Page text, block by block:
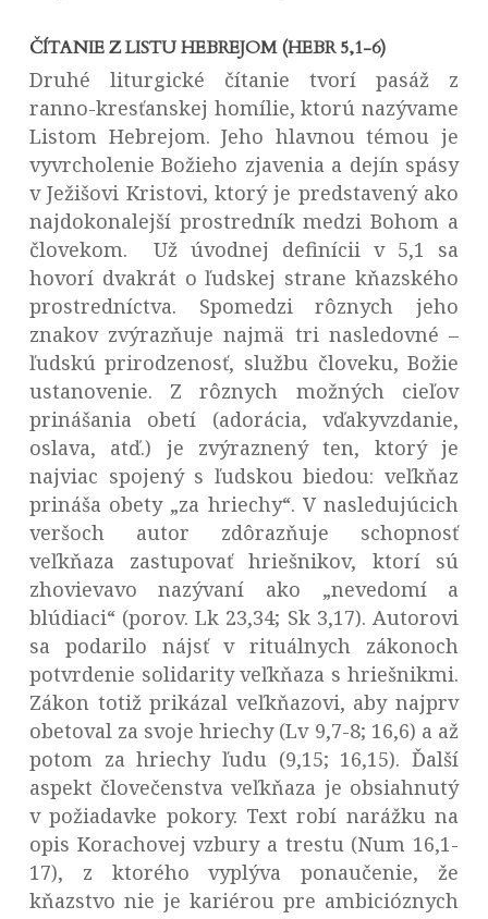
ČÍTANIE Z LISTU HEBREJOM (HEBR 5,1-6)
Druhé liturgické čítanie tvorí pasáž z
ranno-kresťanskej homílie, ktorú nazývame
Listom Hebrejom. Jeho hlavnou témou je
vyvrcholenie Božieho zjavenia a dejín spásy
v Ježišovi Kristovi, ktorý je predstavený ako
najdokonalejší prostredník medzi Bohom a
človekom. Už úvodnej definícii v 5,1 sa
hovorí dvakrát o ľudskej strane kňazského
prostredníctva. Spomedzi rôznych jeho
znakov zvýrazňuje najmä tri nasledovné –
ľudskú prirodzenosť, službu človeku, Božie
ustanovenie. Z rôznych možných cieľov
prinášania obetí (adorácia, vďakyvzdanie,
oslava, atď.) je zvýraznený ten, ktorý je
najviac spojený s ľudskou biedou: veľkňaz
prináša obety „za hriechy“. V nasledujúcich
veršoch autor zdôrazňuje schopnosť
veľkňaza zastupovať hriešnikov, ktorí sú
zhovievavo nazývaní ako „nevedomí a
blúdiaci“ (porov. Lk 23,34; Sk 3,17). Autorovi
sa podarilo nájsť v rituálnych zákonoch
potvrdenie solidarity veľkňaza s hriešnikmi.
Zákon totiž prikázal veľkňazovi, aby najprv
obetoval za svoje hriechy (Lv 9,7-8; 16,6) a až
potom za hriechy ľudu (9,15; 16,15). Ďalší
aspekt človečenstva veľkňaza je obsiahnutý
v požiadavke pokory. Text robí narážku na
opis Korachovej vzbury a trestu (Num 16,1-
17), z ktorého vyplýva ponaučenie, že
kňazstvo nie je kariérou pre ambicióznych